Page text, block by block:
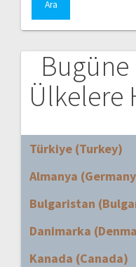
Ülkelere
Türkiye (Turkey)
Almanya
Bulgaristan
Danimarka
Kanada (Canada)